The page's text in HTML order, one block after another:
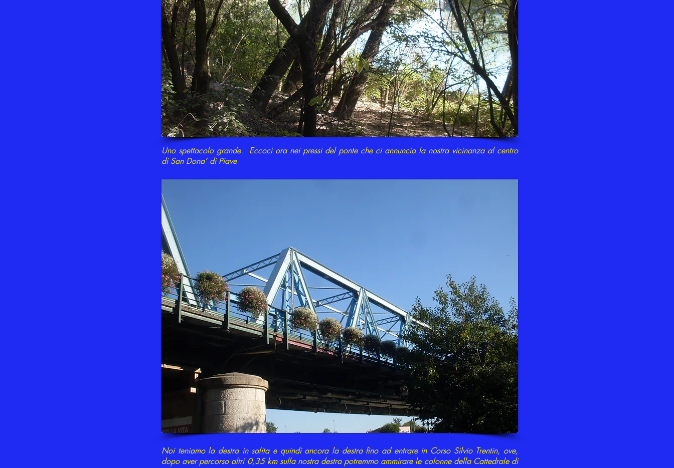
Uno spettacolo grande. Eccoci ora nei pressi del ponte che ci annuncia la nostra vicinanza al centro
di San Dona’ di Piave
Noi teniamo la destra in salita e quindi ancora la destra fino ad entrare in Corso Silvio Trentin, ove,
dopo aver percorso altri 0,35 km sulla nostra destra potremmo ammirare le colonne della Cattedrale di